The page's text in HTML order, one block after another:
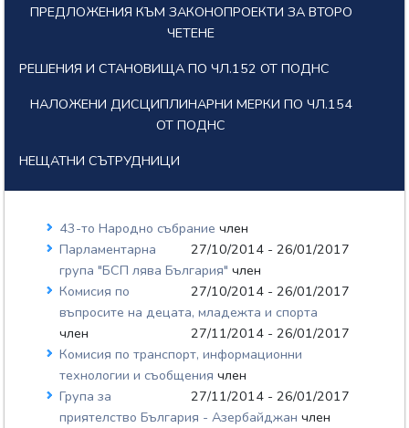
ПРЕДЛОЖЕНИЯ КЪМ ЗАКОНОПРОЕКТИ ЗА ВТОРО
ЧЕТЕНЕ
РЕШЕНИЯ И СТАНОВИЩА ПО ЧЛ.152 ОТ ПОДНС
НАЛОЖЕНИ ДИСЦИПЛИНАРНИ МЕРКИ ПО ЧЛ.154
ОТ ПОДНС
НЕЩАТНИ СЪТРУДНИЦИ
43-то Народно събраниечлен
27/10/2014 - 26/01/2017
Парламентарна
група "БСП лява България"член
27/10/2014 - 26/01/2017
Комисия по
въпросите на децата, младежта и спорта
член
27/11/2014 - 26/01/2017
Комисия по транспорт, информационни
технологии и съобщениячлен
27/11/2014 - 26/01/2017
Група за
приятелство България - Азербайджанчлен